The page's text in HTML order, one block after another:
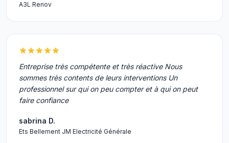
A3L Renov
Entreprise très compétente et très réactive Nous
sommes très contents de leurs interventions Un
professionnel sur qui on peu compter et à qui on peut
faire confiance
sabrina D.
Ets Bellement JM Electricité Générale